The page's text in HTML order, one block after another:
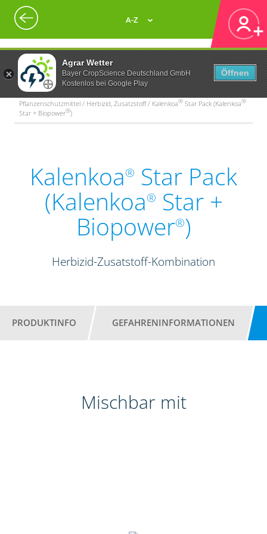
Agrar Wetter
Bayer CropScience Deutschland GmbH
Kostenlos bei Google Play
Öffnen
A-Z
Pflanzenschutzmittel / Herbizid, Zusatzstoff / Kalenkoa® Star Pack (Kalenkoa®
Star + Biopower®)
Kalenkoa® Star Pack
(Kalenkoa® Star +
Biopower®)
Herbizid-Zusatstoff-Kombination
PRODUKTINFO GEFAHRENINFORMATIONEN
Mischbar mit